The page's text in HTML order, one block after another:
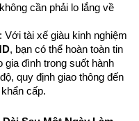
cần phải lo lắng về
: Với tài xế giàu kinh nghiệm
, bạn có thể hoàn toàn tin
đình trong suốt hành
quy định giao thông đến
cấp.